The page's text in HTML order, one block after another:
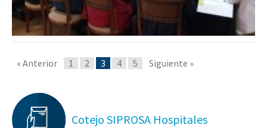
« Anterior 1 2 3 4 5 Siguiente »
Cotejo SIPROSA Hospitales